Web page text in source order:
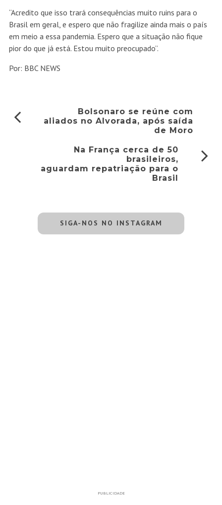
“Acredito que isso trará consequências muito ruins para o
Brasil em geral, e espero que não fragilize ainda mais o país
em meio a essa pandemia. Espero que a situação não fique
pior do que já está. Estou muito preocupado”.
Por: BBC NEWS
Bolsonaro se reúne com
aliados no Alvorada, após saída
de Moro
Na França cerca de 50
brasileiros,
aguardam repatriação para o
Brasil
SIGA-NOS NO INSTAGRAM
PUBLICIDADE